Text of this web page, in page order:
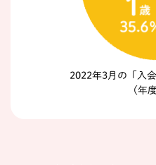
2022年3月の「入
（年